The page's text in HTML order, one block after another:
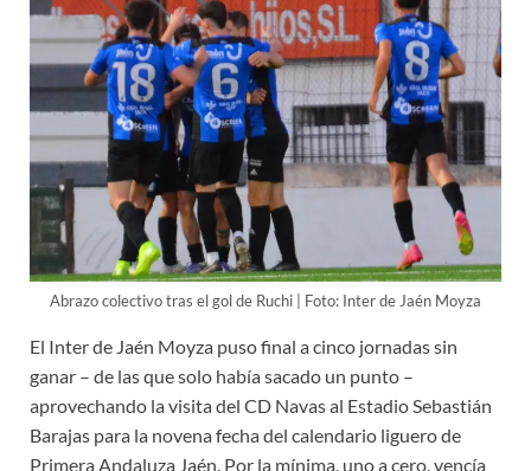
Abrazo colectivo tras el gol de Ruchi | Foto: Inter de Jaén Moyza
El Inter de Jaén Moyza puso final a cinco jornadas sin
ganar – de las que solo había sacado un punto –
aprovechando la visita del CD Navas al Estadio Sebastián
Barajas para la novena fecha del calendario liguero de
Primera Andaluza Jaén. Por la mínima, uno a cero, vencía